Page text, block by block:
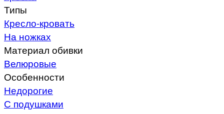
Типы
Кресло-кровать
На ножках
Материал обивки
Велюровые
Особенности
Недорогие
С подушками